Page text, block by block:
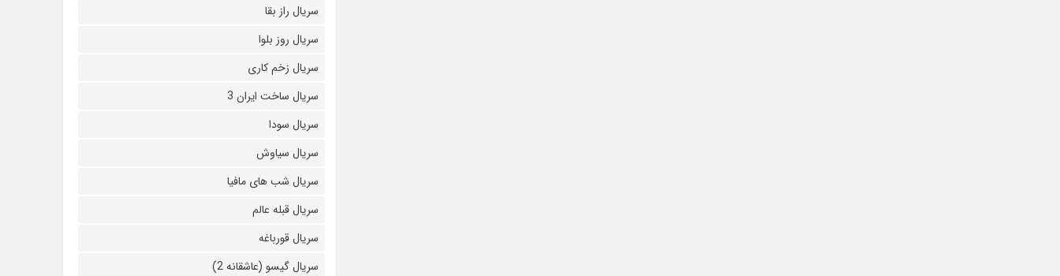
سریال راز بقا
سریال روز بلوا
سریال زخم کاری
سریال ساخت ایران 3
سریال سودا
سریال سیاوش
سریال شب های مافیا
سریال قبله عالم
سریال قورباغه
سریال گیسو (عاشقانه 2)